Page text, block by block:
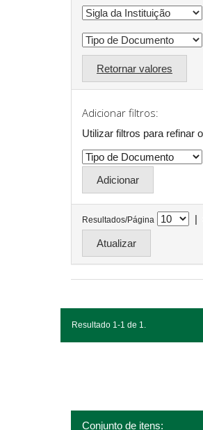
Retornar valores
Adicionar filtros:
Utilizar filtros para refinar
Resultados/Página |
Resultado 1-1 de 1.
Conjunto de itens: